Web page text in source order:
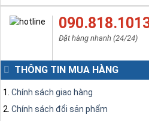
Đặt hàng nhanh (24/24)
THÔNG TIN MUA HÀNG
Chính sách giao hàng
Chính sách đổi sản phẩm